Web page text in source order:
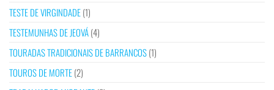
TESTE DE VIRGINDADE(1)
TESTEMUNHAS DE JEOVÁ(4)
TOURADAS TRADICIONAIS DE BARRANCOS(1)
TOUROS DE MORTE(2)